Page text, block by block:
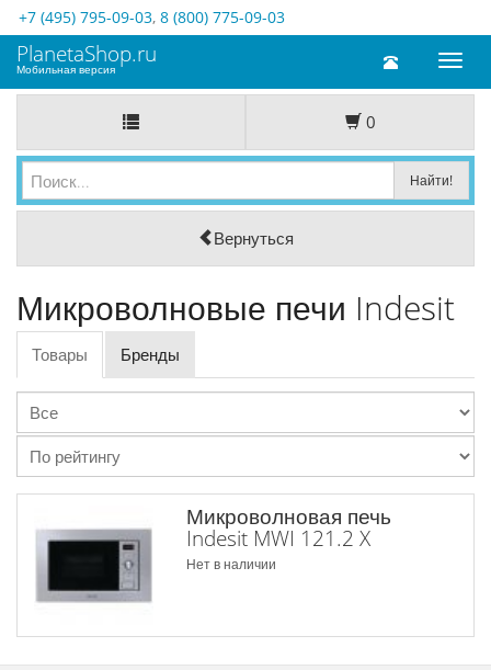
+7 (495) 795-09-03, 8 (800) 775-09-03
Toggle
PlanetaShop.ru
Мобильная версия
0
Вернуться
Микроволновые печи Indesit
Товары Бренды
Микроволновая печь
Indesit MWI 121.2 X
Нет в наличии